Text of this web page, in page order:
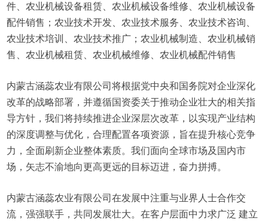
件、农业机械设备租赁、农业机械设备维修、农业机械设备
配件销售；农业技术开发、农业技术服务、农业技术咨询、
农业技术培训、农业技术推广；农业机械制造、农业机械销
售、农业机械租赁、农业机械维修、农业机械配件销售
内蒙古涵蕊农业有限公司将根据党中央和国务院对企业深化
改革的战略部署，并遵循国资委关于推动企业壮大的相关指
导方针，我们将持续推进企业深层次改革，以实现产业结构
的深度调整与优化，合理配置各项资源，旨在提升核心竞争
力，全面刷新企业整体素质。我们面向全球市场及国内市
场，矢志不渝地向更高更远的目标迈进，奋力拼搏。
内蒙古涵蕊农业有限公司在发展中注重与业界人士合作交
流，强强联手，共同发展壮大。在客户层面中力求广泛 建立